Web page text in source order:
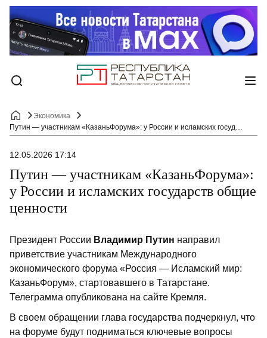
Экономика
Путин — участникам «КазаньФорума»: у России и исламских государств общие ценности
12.05.2026 17:14
Путин — участникам «КазаньФорума»:
у России и исламских государств общие
ценности
Президент России Владимир Путин направил
приветствие участникам Международного
экономического форума «Россия — Исламский мир:
КазаньФорум», стартовавшего в Татарстане.
Телеграмма опубликована на сайте Кремля.
В своем обращении глава государства подчеркнул, что
на форуме будут подниматься ключевые вопросы